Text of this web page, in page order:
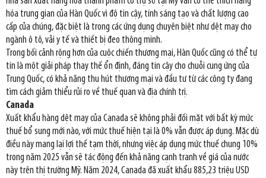
hóa trung gian của Hàn Quốc vì độ tin cậy, tính sáng tạo và chất lượng cao
cấp của chúng, đặc biệt là trong các ứng dụng chuyên biệt như dệt may cho
ngành ô tô, vải y tế và thiết bị đeo thông minh.
Trong bối cảnh rộng hơn của cuộc chiến thương mại, Hàn Quốc cũng có thể tự
tin là một giải pháp thay thế ổn định, đáng tin cậy cho chuỗi cung ứng của
Trung Quốc, có khả năng thu hút thương mại và đầu tư từ các công ty đang
tìm cách giảm thiểu rủi ro về thuế quan và địa chính trị.
Canada
Xuất khẩu hàng dệt may của Canada sẽ không phải đối mặt với bất kỳ mức
thuế bổ sung mới nào, với mức thuế hiện tại là 0% vẫn được áp dụng. Mặc dù
điều này mang lại lợi thế tạm thời, nhưng việc áp dụng mức thuế chung 10%
trong năm 2025 vẫn sẽ tác động đến khả năng cạnh tranh về giá của nước
này trên thị trường Mỹ. Năm 2024, Canada đã xuất khẩu 885,23 triệu USD